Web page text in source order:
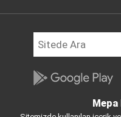
Mepa